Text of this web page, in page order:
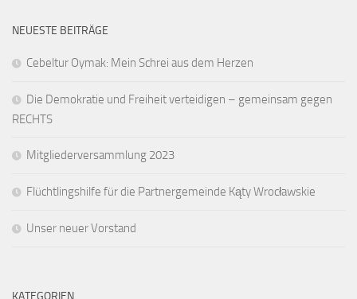
NEUESTE BEITRÄGE
Cebeltur Oymak: Mein Schrei aus dem Herzen
Die Demokratie und Freiheit verteidigen – gemeinsam gegen
RECHTS
Mitgliederversammlung 2023
Flüchtlingshilfe für die Partnergemeinde Kąty Wrocławskie
Unser neuer Vorstand